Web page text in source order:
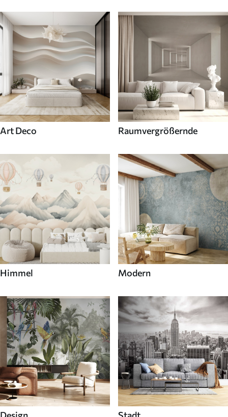
Art Deco Raumvergrößernde
Himmel Modern